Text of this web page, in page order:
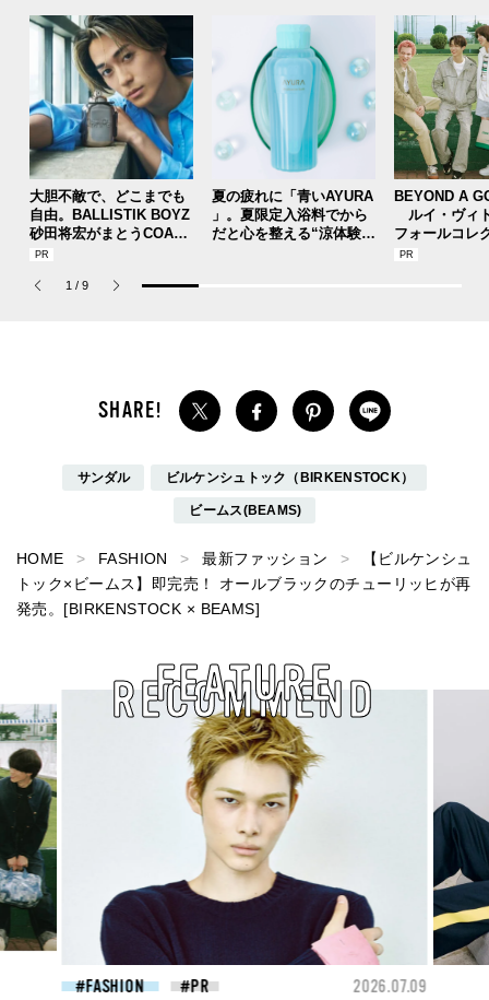
大胆不敵で、どこまでも
自由。BALLISTIK BOYZ
砂田将宏がまとうCOACH
の新作フレグランス「コ
パルファム」
夏の疲れに「青いAYURA
」。夏限定入浴料でから
だと心を整える“涼体験”
BEYOND A
ルイ・ヴィ
フォールコレ
描くプレッピ
1 / 9
サンダル ビルケンシュトック（BIRKENSTOCK）
ビームス(BEAMS)
HOME FASHION 最新ファッション
【ビルケンシュ
トック×ビームス】即完売！ オールブラックのチューリッヒが再
発売。[BIRKENSTOCK × BEAMS]
RECOMMEND
FEATURE
FASHION 2026.07.09